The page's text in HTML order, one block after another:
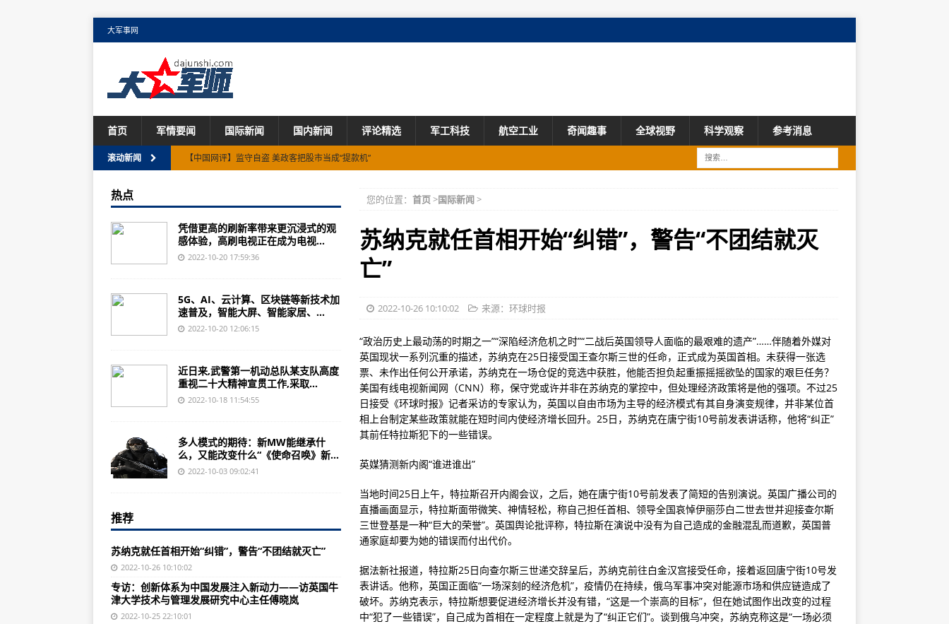
大军事网
首页 军情要闻 国际新闻 国内新闻 评论精选 军工科技 航空工业 奇闻趣事 全球视野 科学观察 参考消息
滚动新闻
【中国网评】监守自盗 美政客把股市当成“提款机”
“韩国宪政史首次”！韩媒：尹锡悦施政演说，最大在野党集体抵制
英国将迎7周内第3位首相 他能成功修复经济吗？
美国各州监狱仍存在强迫劳动制度 专家批：非裔更易受到压榨
为应对零部件短缺问题 制造商开始提前两年下订单
推迟首飞，被寄予厚望的苏-75能否如期进入军贸市场？
未来五年，我们这样干！
英媒分析“为什么苏纳克赢”：英国需要能提供稳定和公认经济能力的人
苏纳克将任英国新首相 英镑兑美元震荡走低
苏纳克将出任英国新任首相：80后印度裔能否克服重重挑战？
外媒：中国坚定走绿色发展之路
阿根廷媒体文章：中国持续为世界经济注入动力
空客与沙特达成近40架A350客机交易
委内瑞拉航空公司结束空客A340-200全球客运业务
莱昂纳多首架AW609生产型飞机完成首飞
您的位置： 首页>国际新闻>
苏纳克就任首相开始“纠错”，警告“不团结就灭
亡”
2022-10-26 10:10:02 来源：环球时报
“政治历史上最动荡的时期之一”“深陷经济危机之时”“二战后英国领导人面临的最艰难的遗产”……伴随着外媒对
英国现状一系列沉重的描述，苏纳克在25日接受国王查尔斯三世的任命，正式成为英国首相。未获得一张选
票、未作出任何公开承诺，苏纳克在一场仓促的竞选中获胜，他能否担负起重振摇摇欲坠的国家的艰巨任务？
美国有线电视新闻网（CNN）称，保守党或许并非在苏纳克的掌控中，但处理经济政策将是他的强项。不过25
日接受《环球时报》记者采访的专家认为，英国以自由市场为主导的经济模式有其自身演变规律，并非某位首
相上台制定某些政策就能在短时间内使经济增长回升。25日，苏纳克在唐宁街10号前发表讲话称，他将“纠正”
其前任特拉斯犯下的一些错误。
英媒猜测新内阁“谁进谁出”
当地时间25日上午，特拉斯召开内阁会议，之后，她在唐宁街10号前发表了简短的告别演说。英国广播公司的
直播画面显示，特拉斯面带微笑、神情轻松，称自己担任首相、领导全国哀悼伊丽莎白二世去世并迎接查尔斯
三世登基是一种“巨大的荣誉”。英国舆论批评称，特拉斯在演说中没有为自己造成的金融混乱而道歉，英国普
通家庭却要为她的错误而付出代价。
据法新社报道，特拉斯25日向查尔斯三世递交辞呈后，苏纳克前往白金汉宫接受任命，接着返回唐宁街10号发
表讲话。他称，英国正面临“一场深刻的经济危机”，疫情仍在持续，俄乌军事冲突对能源市场和供应链造成了
破坏。苏纳克表示，特拉斯想要促进经济增长并没有错，“这是一个崇高的目标”，但在她试图作出改变的过程
中“犯了一些错误”，自己成为首相在一定程度上就是为了“纠正它们”。谈到俄乌冲突，苏纳克称这是“一场必须
热点
凭借更高的刷新率带来更沉浸式的观
感体验，高刷电视正在成为电视...
2022-10-20 17:59:36
5G、AI、云计算、区块链等新技术加
速普及，智能大屏、智能家居、...
2022-10-20 12:06:15
近日来,武警第一机动总队某支队高度
重视二十大精神宣贯工作,采取...
2022-10-18 11:54:55
多人模式的期待：新MW能继承什
么，又能改变什么“《使命召唤》新...
2022-10-03 09:02:41
推荐
苏纳克就任首相开始“纠错”，警告“不团结就灭亡”
2022-10-26 10:10:02
专访：创新体系为中国发展注入新动力——访英国牛
津大学技术与管理发展研究中心主任傅晓岚
2022-10-25 22:10:01